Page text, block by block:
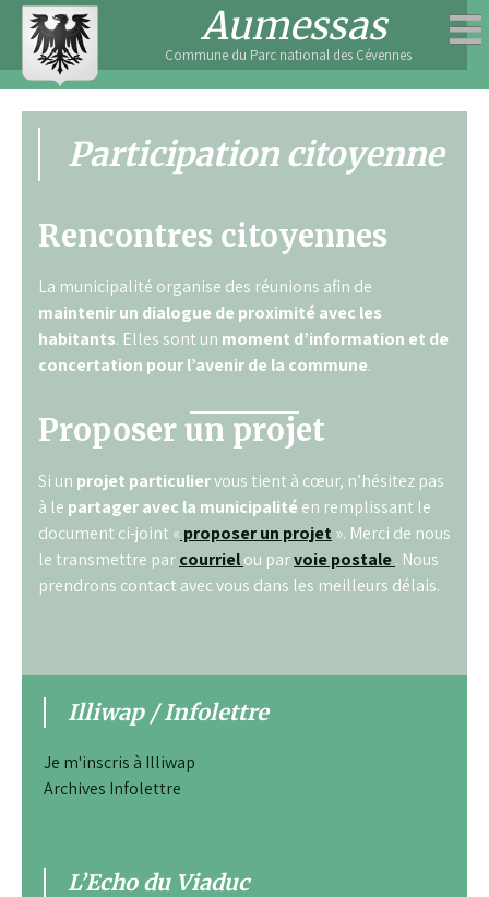
Skip
content
Aumessas
Commune du Parc national des Cévennes
Participation citoyenne
Rencontres citoyennes
La municipalité organise des réunions afin de
maintenir un dialogue de proximité avec les
habitants. Elles sont un moment d’information et de
concertation pour l’avenir de la commune.
Proposer un projet
Si un projet particuliervous tient à cœur, n’hésitez pas
à le partager avec la municipalité en remplissant le
document ci-joint « proposer un projet». Merci de nous
le transmettre parcourrielou parvoie postale. Nous
prendrons contact avec vous dans les meilleurs délais.
Illiwap / Infolettre
Je m'inscris à Illiwap
Archives Infolettre
L’Echo du Viaduc